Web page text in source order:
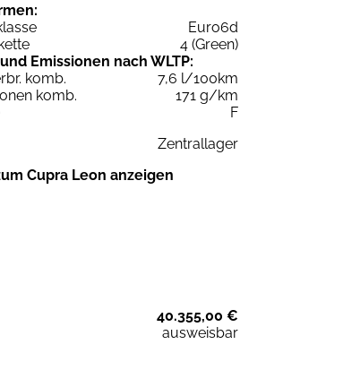
Euro6d
4 (Green)
Emissionen nach WLTP:
komb.
7,6 l/100km
komb.
171 g/km
F
Zentrallager
Cupra Leon anzeigen
40.355,00 €
ausweisbar